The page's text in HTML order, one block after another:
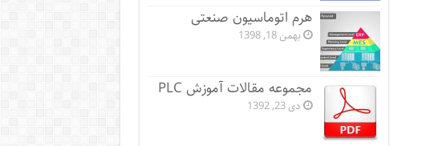
هرم اتوماسیون صنعتی
بهمن 18, 1398
مجموعه مقالات آموزش PLC
دی 23, 1392